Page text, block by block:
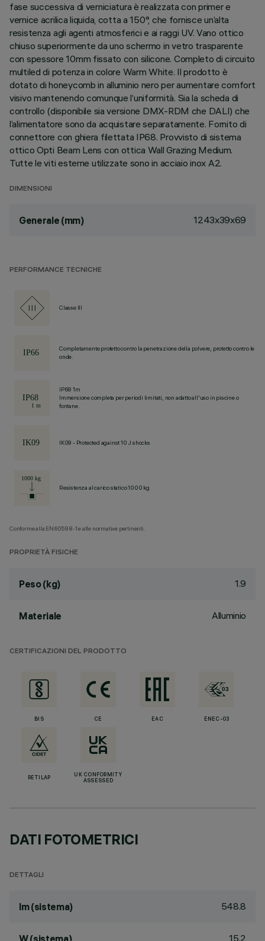
fase successiva di verniciatura è realizzata con primer e
vernice acrilica liquida, cotta a 150°, che fornisce un’alta
resistenza agli agenti atmosferici e ai raggi UV. Vano ottico
chiuso superiormente da uno schermo in vetro trasparente
con spessore 10mm fissato con silicone. Completo di circuito
multiled di potenza in colore Warm White. Il prodotto è
dotato di honeycomb in alluminio nero per aumentare comfort
visivo mantenendo comunque l’uniformità. Sia la scheda di
controllo (disponibile sia versione DMX-RDM che DALI) che
l’alimentatore sono da acquistare separatamente. Fornito di
connettore con ghiera filettata IP68. Provvisto di sistema
ottico Opti Beam Lens con ottica Wall Grazing Medium.
Tutte le viti esterne utilizzate sono in acciaio inox A2.
DIMENSIONI
Generale (mm) 1243x39x69
PERFORMANCE TECNICHE
Classe III
Completamente protetto contro la penetrazione della polvere, protetto contro le
onde.
IP68 1m
Immersione completa per periodi limitati, non adatto all'uso in piscine o
fontane.
IK09 - Protected against 10 J shocks
Resistenza al carico statico 1000 kg
Conforme alla EN60598-1 e alle normative pertinenti.
PROPRIETÀ FISICHE
Peso (kg) 1.9
Materiale Alluminio
CERTIFICAZIONI DEL PRODOTTO
BIS CE EAC ENEC-03
RETILAP
UK CONFORMITY
ASSESSED
DATI FOTOMETRICI
DETTAGLI
lm (sistema) 548.8
W (sistema) 15.2